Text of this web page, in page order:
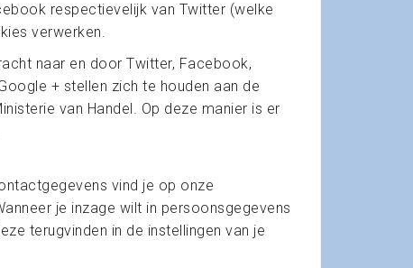
respectievelijk van Twitter (welke
verwerken.
naar en door Twitter, Facebook,
+ stellen zich te houden aan de
van Handel. Op deze manier is er
vind je op onze
je inzage wilt in persoonsgegevens
terugvinden in de instellingen van je